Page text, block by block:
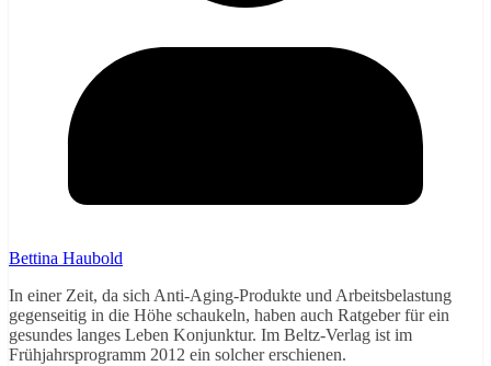
Bettina Haubold
In einer Zeit, da sich Anti-Aging-Produkte und Arbeitsbelastung
gegenseitig in die Höhe schaukeln, haben auch Ratgeber für ein
gesundes langes Leben Konjunktur. Im Beltz-Verlag ist im
Frühjahrsprogramm 2012 ein solcher erschienen.